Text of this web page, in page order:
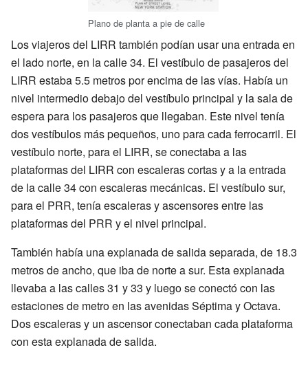
Plano de planta a pie de calle
Los viajeros del LIRR también podían usar una entrada en
el lado norte, en la calle 34. El vestíbulo de pasajeros del
LIRR estaba 5.5 metros por encima de las vías. Había un
nivel intermedio debajo del vestíbulo principal y la sala de
espera para los pasajeros que llegaban. Este nivel tenía
dos vestíbulos más pequeños, uno para cada ferrocarril. El
vestíbulo norte, para el LIRR, se conectaba a las
plataformas del LIRR con escaleras cortas y a la entrada
de la calle 34 con escaleras mecánicas. El vestíbulo sur,
para el PRR, tenía escaleras y ascensores entre las
plataformas del PRR y el nivel principal.
También había una explanada de salida separada, de 18.3
metros de ancho, que iba de norte a sur. Esta explanada
llevaba a las calles 31 y 33 y luego se conectó con las
estaciones de metro en las avenidas Séptima y Octava.
Dos escaleras y un ascensor conectaban cada plataforma
con esta explanada de salida.